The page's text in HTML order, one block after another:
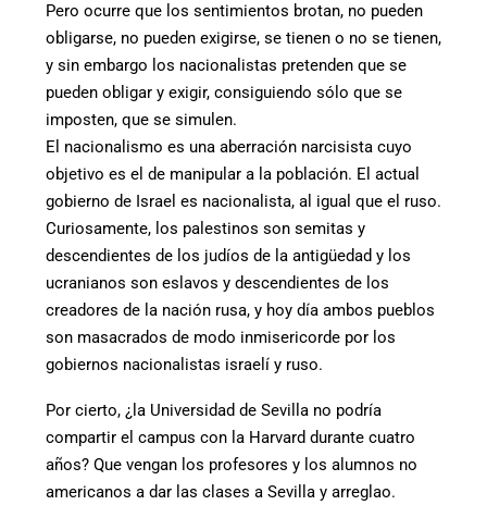
Pero ocurre que los sentimientos brotan, no pueden
obligarse, no pueden exigirse, se tienen o no se tienen,
y sin embargo los nacionalistas pretenden que se
pueden obligar y exigir, consiguiendo sólo que se
imposten, que se simulen.
El nacionalismo es una aberración narcisista cuyo
objetivo es el de manipular a la población. El actual
gobierno de Israel es nacionalista, al igual que el ruso.
Curiosamente, los palestinos son semitas y
descendientes de los judíos de la antigüedad y los
ucranianos son eslavos y descendientes de los
creadores de la nación rusa, y hoy día ambos pueblos
son masacrados de modo inmisericorde por los
gobiernos nacionalistas israelí y ruso.
Por cierto, ¿la Universidad de Sevilla no podría
compartir el campus con la Harvard durante cuatro
años? Que vengan los profesores y los alumnos no
americanos a dar las clases a Sevilla y arreglao.